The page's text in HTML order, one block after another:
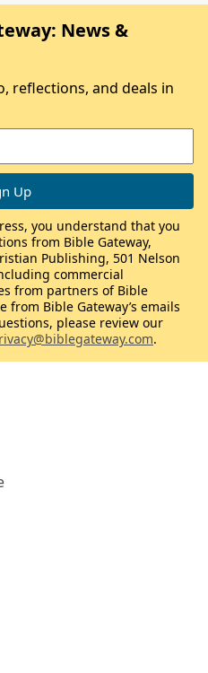
News &
reflections, and deals in
you understand that you
from Bible Gateway,
Publishing, 501 Nelson
commercial
from partners of Bible
from Bible Gateway’s emails
please review our
.